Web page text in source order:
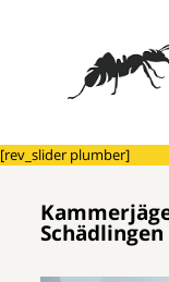
[rev_slider plumber]